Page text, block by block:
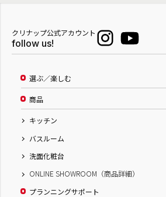
クリナップ公式アカウント
follow us!
選ぶ／楽しむ
商品
キッチン
バスルーム
洗面化粧台
ONLINE SHOWROOM（商品詳細）
プランニングサポート